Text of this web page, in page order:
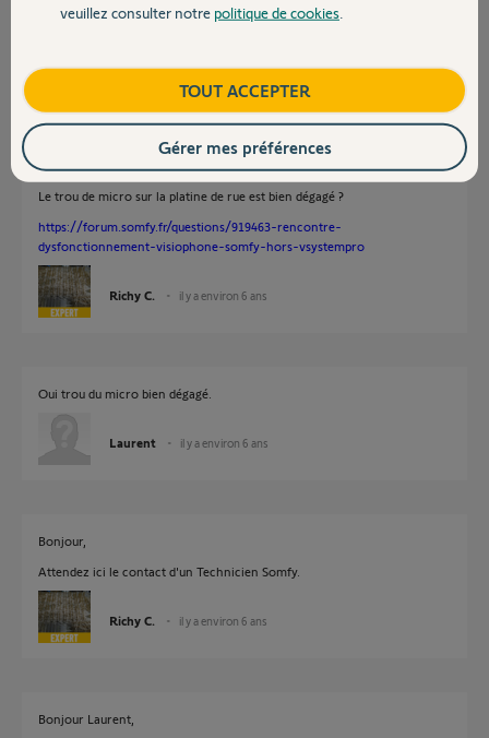
Contact
il y a environ 6 ans
Le trou de micro sur la platine de rue est bien dégagé ?
https://forum.somfy.fr/questions/919463-rencontre-
dysfonctionnement-visiophone-somfy-hors-vsystempro
Richy C. il y a environ 6 ans
Oui trou du micro bien dégagé.
Laurent il y a environ 6 ans
Bonjour,
Attendez ici le contact d'un Technicien Somfy.
Richy C. il y a environ 6 ans
Bonjour Laurent,
veuillez consulter notre politique de cookies
TOUT ACCEPTER
Gérer mes préférences